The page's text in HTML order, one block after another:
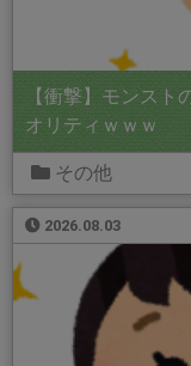
【衝撃】モンスト
オリティｗｗｗ
その他
2026.08.03